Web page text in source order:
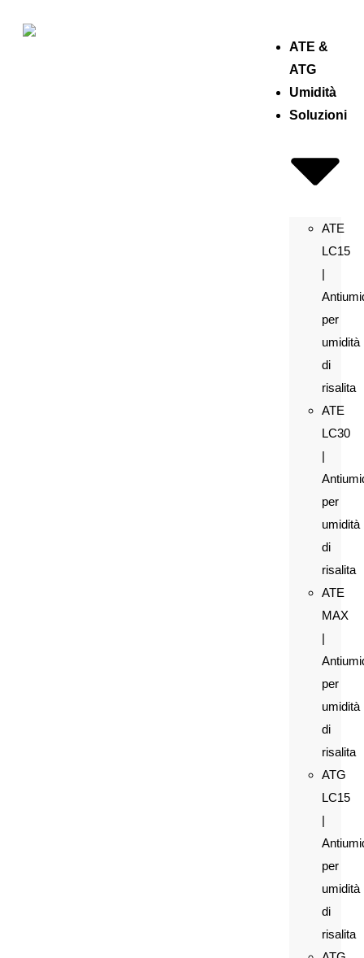
ATE &
ATG
Umidità
Soluzioni
ATE
LC15
|
per
umidità
di
risalita
ATE
LC30
|
per
umidità
di
risalita
ATE
MAX
|
per
umidità
di
risalita
ATG
LC15
|
per
umidità
di
risalita